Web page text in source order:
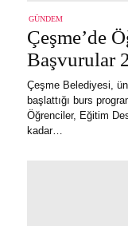
GÜNDEM
Çeşme’de
Başvurular
Çeşme Belediyesi,
başlattığı burs
Öğrenciler, Eğitim
kadar…